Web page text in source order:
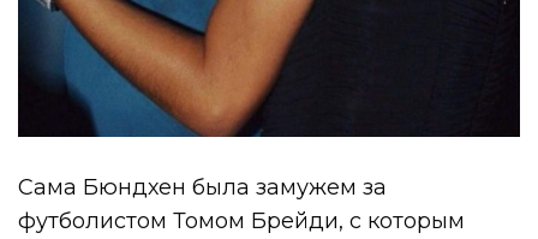
Сама Бюндхен была замужем за
футболистом Томом Брейди, с которым